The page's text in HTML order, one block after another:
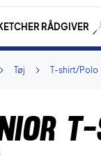
RÅDGIVER
T-shirt/Polo
Tøj